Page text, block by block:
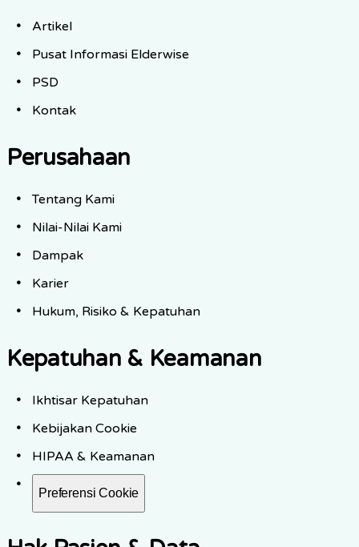
Artikel
Pusat Informasi Elderwise
PSD
Kontak
Perusahaan
Tentang Kami
Nilai-Nilai Kami
Dampak
Karier
Hukum, Risiko & Kepatuhan
Kepatuhan & Keamanan
Ikhtisar Kepatuhan
Kebijakan Cookie
HIPAA & Keamanan
Preferensi Cookie